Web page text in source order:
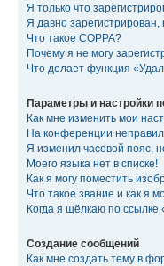
Я только что
Я давно
Что такое COPPA?
Почему я не могу
Что делает функция
Параметры и настройки
Как мне изменить мои
На конференции
Я изменил часовой пояс,
Моего языка нет в списке!
Как я могу поместить
Что такое звание и как я
Когда я щёлкаю по
Создание сообщений
Как мне создать тему в